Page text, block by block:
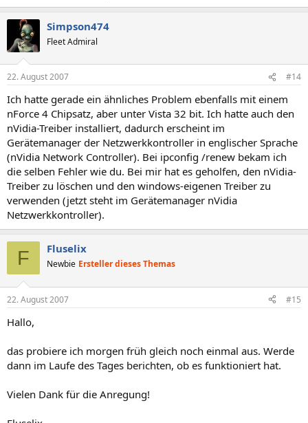
Simpson474
Fleet Admiral
22. August 2007 #14
Ich hatte gerade ein ähnliches Problem ebenfalls mit einem
nForce 4 Chipsatz, aber unter Vista 32 bit. Ich hatte auch den
nVidia-Treiber installiert, dadurch erscheint im
Gerätemanager der Netzwerkkontroller in englischer Sprache
(nVidia Network Controller). Bei ipconfig /renew bekam ich
die selben Fehler wie du. Bei mir hat es geholfen, den nVidia-
Treiber zu löschen und den windows-eigenen Treiber zu
verwenden (jetzt steht im Gerätemanager nVidia
Netzwerkkontroller).
F Fluselix
Newbie Ersteller dieses Themas
22. August 2007 #15
Hallo,
das probiere ich morgen früh gleich noch einmal aus. Werde
dann im Laufe des Tages berichten, ob es funktioniert hat.
Vielen Dank für die Anregung!